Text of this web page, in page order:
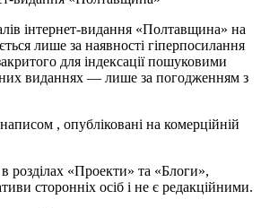
інтернет-видання «Полтавщина» на
лише за наявності гіперпосилання
для індексації пошуковими
виданнях — лише за погодженням з
написом , опубліковані на комерційній
розділах «Проекти» та «Блоги»,
сторонніх осіб і не є редакційними.